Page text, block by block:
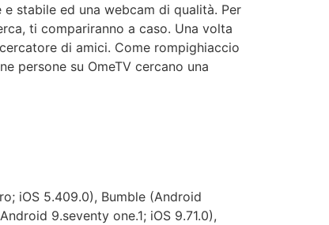
stabile ed una webcam di qualità. Per
ti compariranno a caso. Una volta
di amici. Come rompighiaccio
persone su OmeTV cercano una
iOS 5.409.0), Bumble (Android
9.seventy one.1; iOS 9.71.0),